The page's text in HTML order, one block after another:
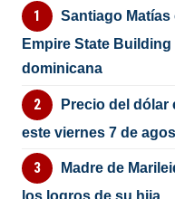
Santiago Matías
Empire State
dominicana
Precio del dólar
este viernes 7 de
Madre de